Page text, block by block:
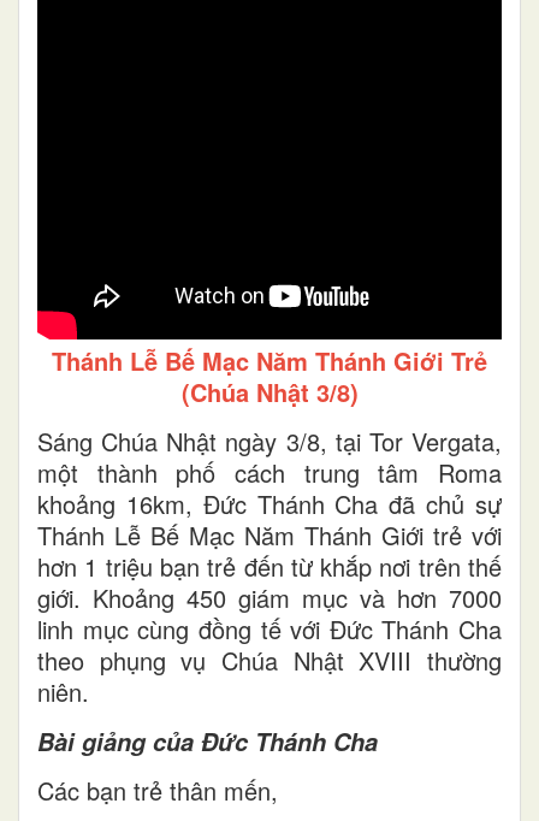
Thánh Lễ Bế Mạc Năm Thánh Giới Trẻ
(Chúa Nhật 3/8)
Sáng Chúa Nhật ngày 3/8, tại Tor Vergata,
một thành phố cách trung tâm Roma
khoảng 16km, Đức Thánh Cha đã chủ sự
Thánh Lễ Bế Mạc Năm Thánh Giới trẻ với
hơn 1 triệu bạn trẻ đến từ khắp nơi trên thế
giới. Khoảng 450 giám mục và hơn 7000
linh mục cùng đồng tế với Đức Thánh Cha
theo phụng vụ Chúa Nhật XVIII thường
niên.
Bài giảng của Đức Thánh Cha
Các bạn trẻ thân mến,